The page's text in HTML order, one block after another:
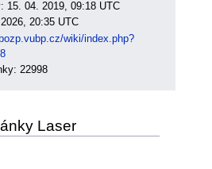
15. 04. 2019, 09:18 UTC
20:35 UTC
wiki/index.php?
22998
Laser